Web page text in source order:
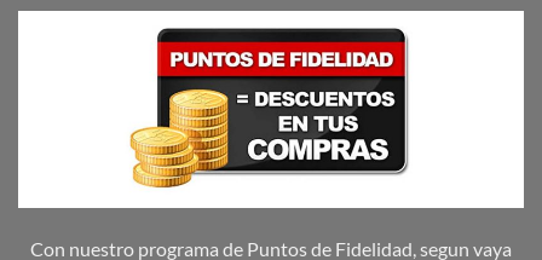
Con nuestro programa de Puntos de Fidelidad, segun vaya